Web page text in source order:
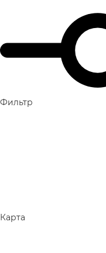
Фильтр
Карта